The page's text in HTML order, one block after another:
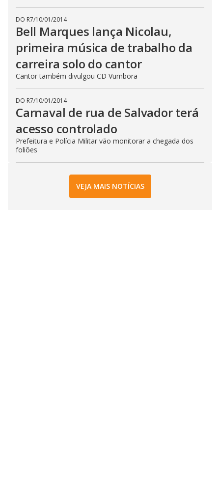
DO R7/10/01/2014
Bell Marques lança Nicolau,
primeira música de trabalho da
carreira solo do cantor
Cantor também divulgou CD Vumbora
DO R7/10/01/2014
Carnaval de rua de Salvador terá
acesso controlado
Prefeitura e Polícia Militar vão monitorar a chegada dos
foliões
VEJA MAIS NOTÍCIAS